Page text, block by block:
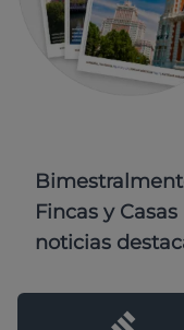
Fincas y
noticias